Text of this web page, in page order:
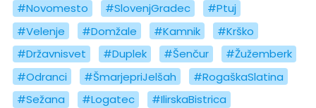
#Novomesto
#SlovenjGradec
#Ptuj
#Velenje
#Domžale #Kamnik
#Krško
#Državnisvet
#Duplek #Šenčur
#Žužemberk
#Odranci
#ŠmarjepriJelšah
#RogaškaSlatina
#Sežana
#Logatec
#IlirskaBistrica